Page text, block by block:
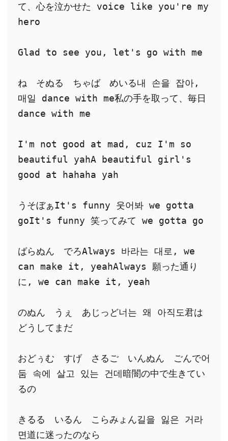
て、心を泣かせた voice like you're my
hero
Glad to see you, let's go with me
ね　そぬる　ちゃば　めいる내 손을 잡아,
매일 dance with me私の手を取って、毎日
dance with me
I'm not good at mad, cuz I'm so
beautiful yahA beautiful girl's
good at hahaha yah
うそぼぁIt's funny 웃어봐 we gotta
goIt's funny 笑ってみて we gotta go
ばらぬん　でろAlways 바라는 대로, we
can make it, yeahAlways 願った通り
に, we can make it, yeah
のぬん　うぇ　あじっど너는 왜 아직도君は
どうしてまだ
おどぅむ　すげ　さるご　いんぬん　ごんで어
둠 속에 살고 있는 건데暗闇の中で生きてい
るの
きるる　いるん　こらみょん길을 잃은 거라
면道に迷ったのなら